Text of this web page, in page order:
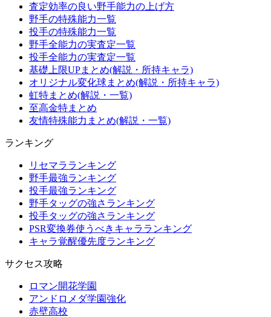
査定効率の良い野手能力の上げ方
野手の特殊能力一覧
投手の特殊能力一覧
野手全能力の実査定一覧
投手全能力の実査定一覧
基礎上限UPまとめ(解説・所持キャラ)
オリジナル変化球まとめ(解説・所持キャラ)
虹特まとめ(解説・一覧)
至高金特まとめ
友情特殊能力まとめ(解説・一覧)
ランキング
リセマラランキング
野手最強ランキング
投手最強ランキング
野手タッグの強さランキング
投手タッグの強さランキング
PSR変換券使うべきキャラランキング
キャラ覚醒優先度ランキング
サクセス攻略
ロマン開花学園
アンドロメダ学園強化
赤壁高校